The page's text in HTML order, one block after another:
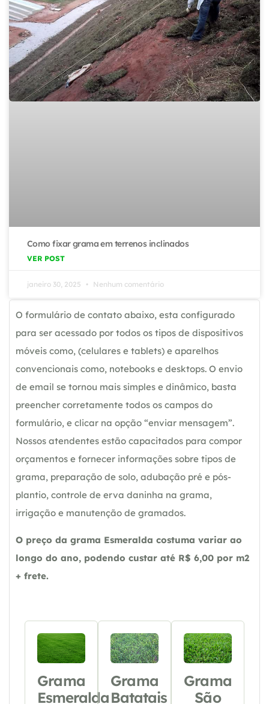
Como fixar grama em terrenos inclinados
VER POST
janeiro 30, 2025 Nenhum comentário
O formulário de contato abaixo, esta configurado
para ser acessado por todos os tipos de dispositivos
móveis como, (celulares e tablets) e aparelhos
convencionais como, notebooks e desktops. O envio
de email se tornou mais simples e dinâmico, basta
preencher corretamente todos os campos do
formulário, e clicar na opção “enviar mensagem”.
Nossos atendentes estão capacitados para compor
orçamentos e fornecer informações sobre tipos de
grama, preparação de solo, adubação pré e pós-
plantio, controle de erva daninha na grama,
irrigação e manutenção de gramados.
O preço da grama Esmeralda costuma variar ao
longo do ano, podendo custar até R$ 6,00 por m2
+ frete.
Grama
Esmeralda
Grama
Batatais
Grama
São